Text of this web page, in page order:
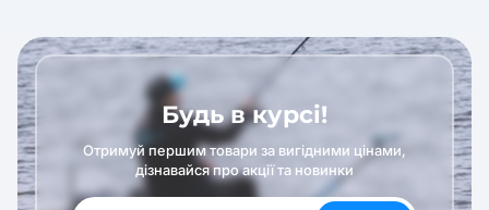
Будь в курсі!
Отримуй першим товари за вигідними цінами,
дізнавайся про акції та новинки